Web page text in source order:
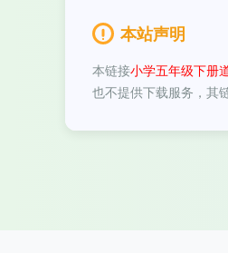
本站声明
本链接小学五年级下册
也不提供下载服务，其